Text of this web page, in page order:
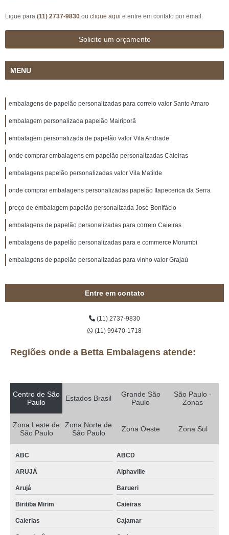
Ligue para (11) 2737-9830 ou clique aqui e entre em contato por email.
Solicite um orçamento
MENU
embalagens de papelão personalizadas para correio valor Santo Amaro
embalagem personalizada papelão Mairiporã
embalagem personalizada de papelão valor Vila Andrade
onde comprar embalagens em papelão personalizadas Caieiras
embalagens papelão personalizadas valor Vila Matilde
onde comprar embalagens personalizadas papelão Itapecerica da Serra
preço de embalagem papelão personalizada José Bonifácio
embalagens de papelão personalizadas para correio Caieiras
embalagens de papelão personalizadas para e commerce Morumbi
embalagens de papelão personalizadas para vinho valor Grajaú
Entre em contato
(11) 2737-9830
(11) 99470-1718
Regiões onde a Betta Embalagens atende:
Centro de São
Paulo
Estados Brasil
Grande São
Paulo
São Paulo -
Zonas
Zona Leste de
São Paulo
Zona Norte de
São Paulo
Zona Oeste Zona Sul
ABC ABCD
ARUJÁ Alphaville
Arujá Barueri
Biritiba Mirim Caieiras
Caierias Cajamar